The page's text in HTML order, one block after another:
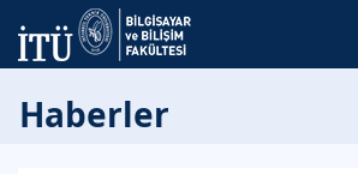
Haberler